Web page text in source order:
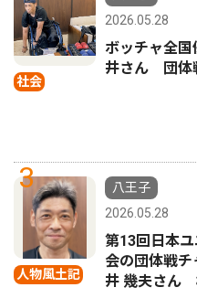
社会
2026.05.28
ボッチャ全
井さん 団体
3
人物風土記
八王子
2026.05.28
第13回日本
会の団体戦
井 幾夫さん